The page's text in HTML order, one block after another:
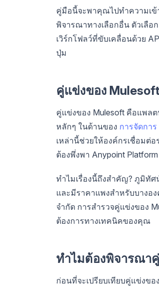
คู่มือนี้จะพาคุณไปทำความเข้
พิจารณาทางเลือกอื่น ตัวเลือ
เวิร์กโฟลว์ที่ขับเคลื่อนด้วย
ปุ่ม
คู่แข่งของ
คู่แข่งของ Mulesoft คือแพล
หลักๆ ในด้านของ การจัดการ
เหล่านี้ช่วยให้องค์กรเชื่อมต่
ต้องพึ่งพา Anypoint
ทำไมเรื่องนี้ถึงสำคัญ? ภูมิทั
และมีราคาแพงสำหรับบางอ
จำกัด การสำรวจคู่แข่งของ
ต้องการทางเทคนิคของคุณ
ทำไมต้องพิจารณา
ก่อนที่จะเปรียบเทียบคู่แข่งขอ